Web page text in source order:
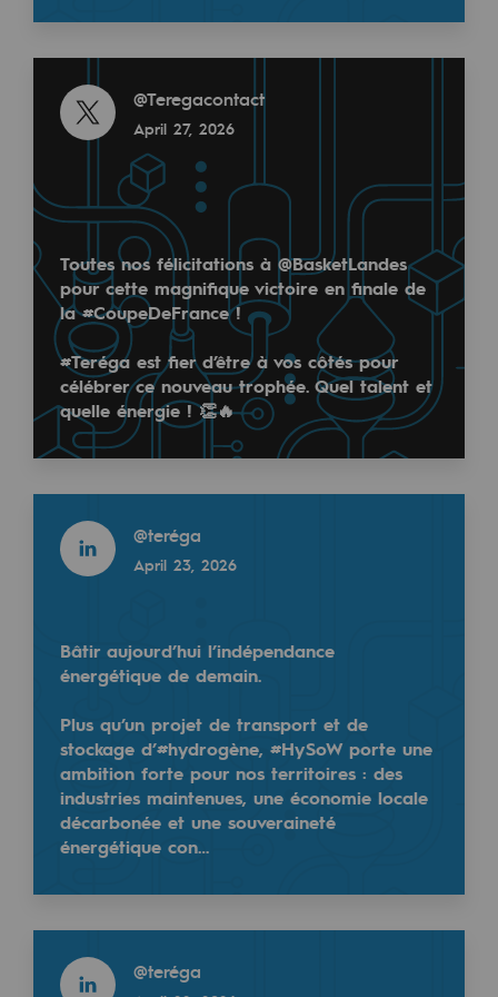
Decarbonization: a priority
Energy management
Biodiversity preservation
Impact management
Social and regional responsibility
Social and regional responsibility
Energiz Mouv
Energiz Mouv
Teréga's social and regional program
Regional
Regional
Commitments to the territories
Social
Investing in skills
Inclusion
Gender diversity and equality
Quality of life and work conditions
Safety
Safety
PARI 2035, the safety program
@teréga
February 17, 2026
Ecogaz, qu'est ce que c'est ?🧐
Le dispositif Ecogaz ou "baromètre du réseau
Read more
@Teregacontact
February 17, 2026
Le dispositif Ecogaz ou "baromètre du réseau de
Vous voulez en savoir plus ? Rendez vous sur le
@Teregacontact
April 27, 2026
Toutes nos félicitations à @BasketLandes
pour cette magnifique victoire en finale de
la #CoupeDeFrance !
#Teréga est fier d’être à vos côtés pour
célébrer ce nouveau trophée. Quel talent et
quelle énergie ! 👏🔥
@teréga
April 23, 2026
Bâtir aujourd’hui l’indépendance
énergétique de demain.
Plus qu’un projet de transport et de
stockage d’#hydrogène, #HySoW porte une
ambition forte pour nos territoires : des
industries maintenues, une économie locale
décarbonée et une souveraineté
énergétique con…
@teréga